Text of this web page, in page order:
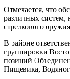
Отмечается, что
различных систем,
стрелкового
В районе
группировки
позиций
Пищевика,